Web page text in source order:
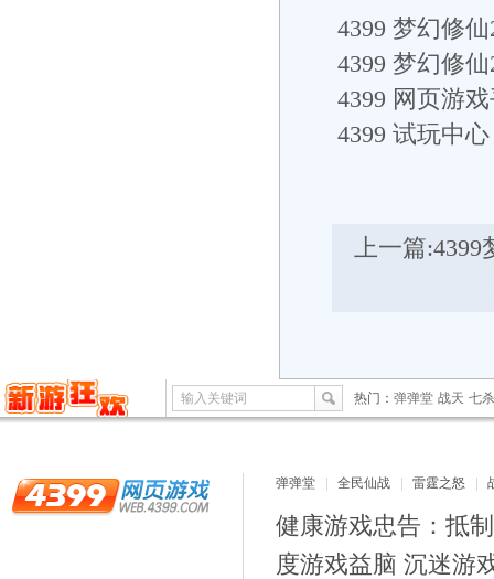
4399 梦幻修仙
4399 梦幻修
4399 网页游
4399 试玩中心
上一篇:4399
输入关键词 热门： 弹弹堂 战天 七杀
弹弹堂 全民仙战 雷霆之怒
健康游戏忠告：抵
度游戏益脑 沉迷游